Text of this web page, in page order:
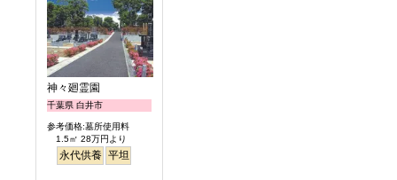
神々廻霊園
千葉県 白井市
参考価格:墓所使用料
1.5㎡ 28万円より
永代供養 平坦